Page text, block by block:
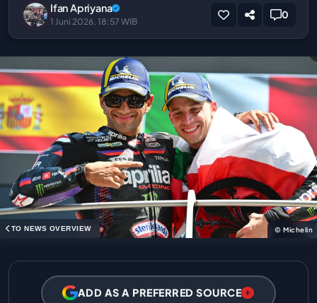
Ifan Apriyana
1 Juni 2026, 18:57 WIB
0
TO NEWS OVERVIEW © Michelin
ADD AS A PREFERRED SOURCE